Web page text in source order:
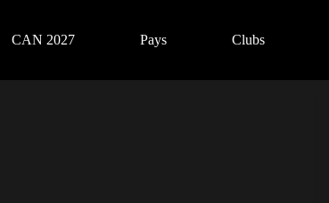
CAN 2027 Pays Clubs